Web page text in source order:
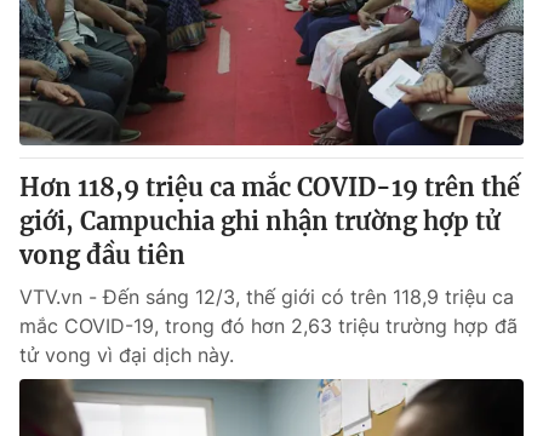
Hơn 118,9 triệu ca mắc COVID-19 trên thế
giới, Campuchia ghi nhận trường hợp tử
vong đầu tiên
VTV.vn - Đến sáng 12/3, thế giới có trên 118,9 triệu ca
mắc COVID-19, trong đó hơn 2,63 triệu trường hợp đã
tử vong vì đại dịch này.